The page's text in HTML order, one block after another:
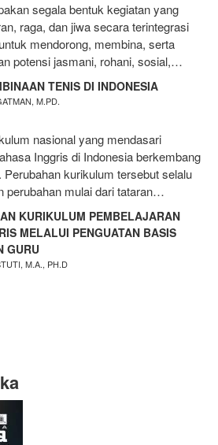
segala bentuk kegiatan yang
raga, dan jiwa secara terintegrasi
mendorong, membina, serta
potensi jasmani, rohani, sosial,…
TENIS DI INDONESIA
M.PD.
nasional yang mendasari
Inggris di Indonesia berkembang
kurikulum tersebut selalu
perubahan mulai dari tataran…
KURIKULUM PEMBELAJARAN
MELALUI PENGUATAN BASIS
GURU
M.A., PH.D